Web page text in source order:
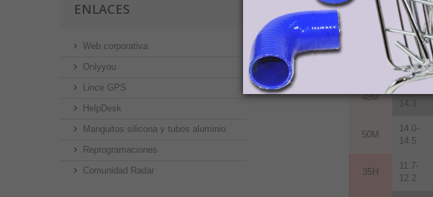
ENLACES
Web corporativa
Onlyyou
Lince GPS
HelpDesk
Manguitos silicona y tubos aluminio
Reprogramaciones
Comunidad Radar
42M
12.8-
13.2
13.2-
13.8
48M
13.6-
14.3
50M
14.0-
14.5
35H
11.7-
12.2